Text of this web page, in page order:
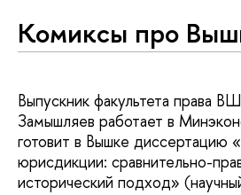
Комиксы про
Выпускник факультета права
Замышляев работает в
готовит в Вышке диссертацию
юрисдикции: сравнительно-
исторический подход»